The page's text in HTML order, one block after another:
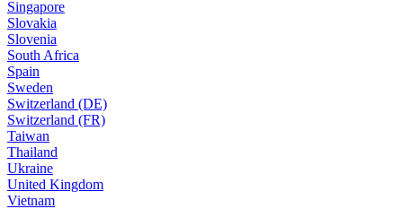
Singapore
Slovakia
Slovenia
South Africa
Spain
Sweden
Switzerland (DE)
Switzerland (FR)
Taiwan
Thailand
Ukraine
United Kingdom
Vietnam